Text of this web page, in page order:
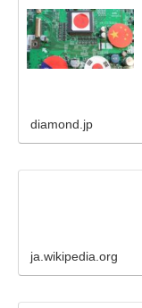
diamond.jp
ja.wikipedia.org